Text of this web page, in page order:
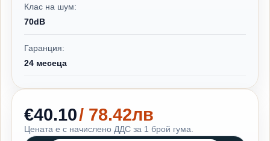
Клас на шум:
70dB
Гаранция:
24 месеца
€40.10/ 78.42лв
Цената е с начислено ДДС за 1 брой гума.